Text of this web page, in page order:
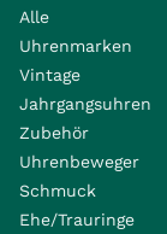
Alle
Uhrenmarken
Vintage
Jahrgangsuhren
Zubehör
Uhrenbeweger
Schmuck
Ehe/Trauringe